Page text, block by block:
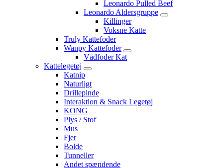
Leonardo Pulled Beef
Leonardo Aldersgruppe
Killinger
Voksne Katte
Truly Kattefoder
Wanpy Kattefoder
Vådfoder Kat
Kattelegetøj
Katnip
Naturligt
Drillepinde
Interaktion & Snack Legetøj
KONG
Plys / Stof
Mus
Fjer
Bolde
Tunneller
Andet spændende